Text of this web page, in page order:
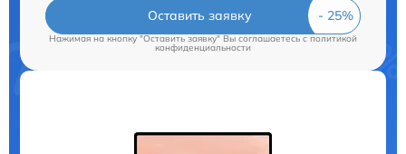
Оставить заявку
Нажимая на кнопку "Оставить заявку" Вы соглашаетесь cполитикой
конфиденциальности